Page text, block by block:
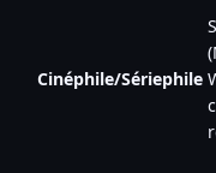
Cinéphile/Sériephile